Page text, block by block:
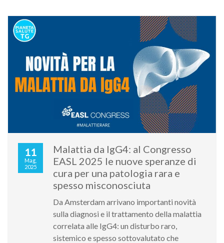
11
Mag,
2025
Malattia da IgG4: al Congresso
EASL 2025 le nuove speranze di
cura per una patologia rara e
spesso misconosciuta
Da Amsterdam arrivano importanti novità
sulla diagnosi e il trattamento della malattia
correlata alle IgG4: un disturbo raro,
sistemico e spesso sottovalutato che